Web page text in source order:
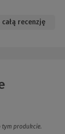
recenzję
tym produkcie.